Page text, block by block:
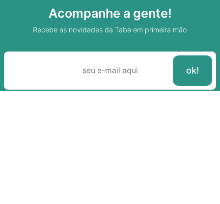
Acompanhe a gente!
Recebe as novidades da Taba em primeira mão